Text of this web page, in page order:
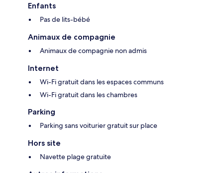
Enfants
Pas de lits-bébé
Animaux de compagnie
Animaux de compagnie non admis
Internet
Wi-Fi gratuit dans les espaces communs
Wi-Fi gratuit dans les chambres
Parking
Parking sans voiturier gratuit sur place
Hors site
Navette plage gratuite